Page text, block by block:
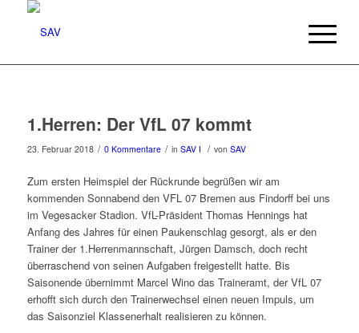
1.Herren: Der VfL 07 kommt
23. Februar 2018 / 0 Kommentare / in SAV I / von SAV
Zum ersten Heimspiel der Rückrunde begrüßen wir am
kommenden Sonnabend den VFL 07 Bremen aus Findorff bei uns
im Vegesacker Stadion. VfL-Präsident Thomas Hennings hat
Anfang des Jahres für einen Paukenschlag gesorgt, als er den
Trainer der 1.Herrenmannschaft, Jürgen Damsch, doch recht
überraschend von seinen Aufgaben freigestellt hatte. Bis
Saisonende übernimmt Marcel Wino das Traineramt, der VfL 07
erhofft sich durch den Trainerwechsel einen neuen Impuls, um
das Saisonziel Klassenerhalt realisieren zu können.